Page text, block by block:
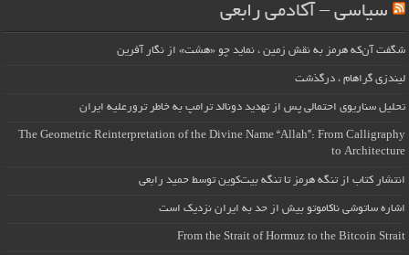
سیاسی – آکادمی رابعی
شگفت آن‌که هرمز به نقش زمین ، نماید چو «هشت» از نگار آفرین
لیندزی گراهام ، درگذشت
تحلیل سناریوی احتمالی پس از تهدید دونالد ترامپ به خاطر ترورعلیه ایران
The Geometric Reinterpretation of the Divine Name “Allah”: From Calligraphy
to Architecture
انتشار کتاب از تنگه هرمز تا تنگه بیت‌کوین توسط حمید رابعی
اشاره ساتوشی ناکاموتو بیش از حد به ایران نزدیک است
From the Strait of Hormuz to the Bitcoin Strait